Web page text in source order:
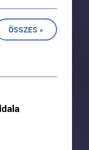
ÖSSZES »